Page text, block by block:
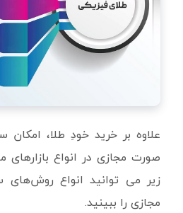
علاوه بر خرید خودِ طلا، امکان
صورت مجازی در انواع بازارهای
زیر می توانید انواع روش‌های
مجازی را ببینید.